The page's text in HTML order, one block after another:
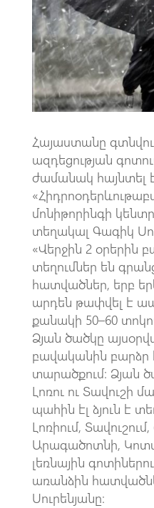
Հայաստանը
ազդեցության
ժամանակ հայնտել
մոնիթորինգի
տեղակալ Գագիկ
«Վերջին 2
տեղումներ են
հատվածներ, երբ
արդեն թափվել է
քանակի 50–60
Ձյան ծածկը
բավականին բարձր
տարածքում։ Ձյան
Լոռու ու Տավուշի
պահին էլ ձյուն է
Լոռիում,
Արագածոտնի,
լեռնային
առանձին
Սուրենյանը։